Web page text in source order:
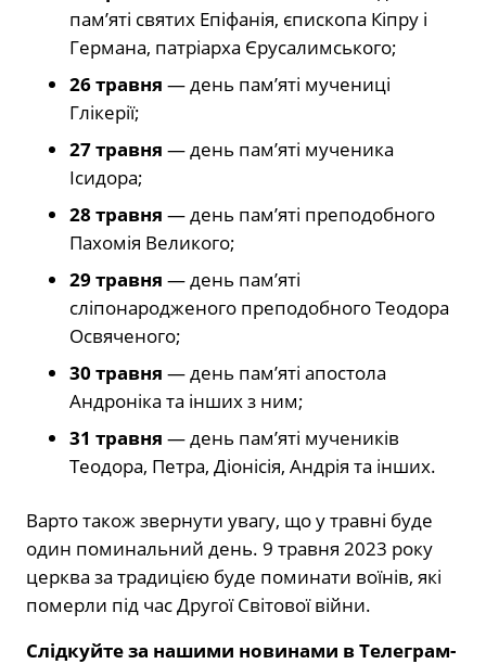
пам’яті святих Епіфанія, єпископа Кіпру і
Германа, патріарха Єрусалимського;
26 травня — день пам’яті мучениці
Глікерії;
27 травня — день пам’яті мученика
Ісидора;
28 травня — день пам’яті преподобного
Пахомія Великого;
29 травня — день пам’яті
сліпонародженого преподобного Теодора
Освяченого;
30 травня — день пам’яті апостола
Андроніка та інших з ним;
31 травня — день пам’яті мучеників
Теодора, Петра, Діонісія, Андрія та інших.
Варто також звернути увагу, що у травні буде
один поминальний день. 9 травня 2023 року
церква за традицією буде поминати воїнів, які
померли під час Другої Світової війни.
Слідкуйте за нашими новинами в Телеграм-